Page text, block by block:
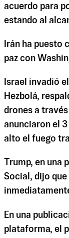
acuerdo para
estando al
Irán ha puesto
paz con
Israel invadió
Hezbolá,
drones a
anunciaron el
alto el fuego
Trump, en
Social, dijo que
En una
plataforma, el